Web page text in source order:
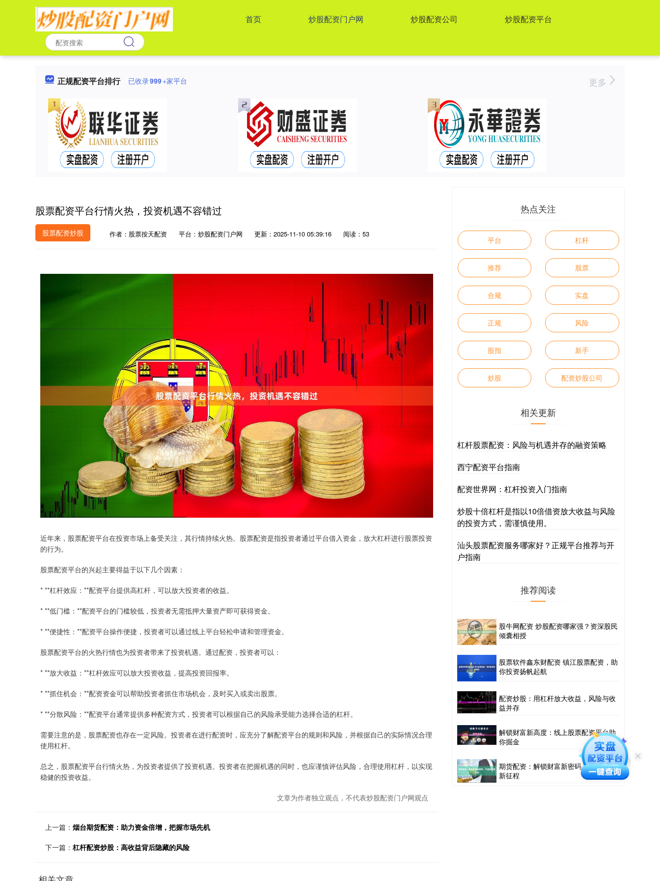
首页 炒股配资门户网 炒股配资公司 炒股配资平台
正规配资平台排行 已收录999+家平台 更多
股票配资平台行情火热，投资机遇不容错过
股票配资炒股 作者：股票按天配资 平台：炒股配资门户网 更新：2025-11-10 05:39:16 阅读：53
近年来，股票配资平台在投资市场上备受关注，其行情持续火热。股票配资是指投资者通过平台借入资金，放大杠杆进行股票投资
的行为。
股票配资平台的兴起主要得益于以下几个因素：
* **杠杆效应：**配资平台提供高杠杆，可以放大投资者的收益。
* **低门槛：**配资平台的门槛较低，投资者无需抵押大量资产即可获得资金。
* **便捷性：**配资平台操作便捷，投资者可以通过线上平台轻松申请和管理资金。
股票配资平台的火热行情也为投资者带来了投资机遇。通过配资，投资者可以：
* **放大收益：**杠杆效应可以放大投资收益，提高投资回报率。
* **抓住机会：**配资资金可以帮助投资者抓住市场机会，及时买入或卖出股票。
* **分散风险：**配资平台通常提供多种配资方式，投资者可以根据自己的风险承受能力选择合适的杠杆。
需要注意的是，股票配资也存在一定风险。投资者在进行配资时，应充分了解配资平台的规则和风险，并根据自己的实际情况合理
使用杠杆。
总之，股票配资平台行情火热，为投资者提供了投资机遇。投资者在把握机遇的同时，也应谨慎评估风险，合理使用杠杆，以实现
稳健的投资收益。
文章为作者独立观点，不代表炒股配资门户网观点
上一篇： 烟台期货配资：助力资金倍增，把握市场先机
下一篇： 杠杆配资炒股：高收益背后隐藏的风险
热点关注
平台 杠杆
推荐 股票
合规 实盘
正规 风险
股指 新手
炒股 配资炒股公司
相关更新
杠杆股票配资：风险与机遇并存的融资策略
西宁配资平台指南
配资世界网：杠杆投资入门指南
炒股十倍杠杆是指以10倍借资放大收益与风险
的投资方式，需谨慎使用。
汕头股票配资服务哪家好？正规平台推荐与开
户指南
推荐阅读
股牛网配资 炒股配资哪家强？资深股民
倾囊相授
股票软件鑫东财配资 镇江股票配资，助
你投资扬帆起航
配资炒股：用杠杆放大收益，风险与收
益并存
解锁财富新高度：线上股票配资平台助
你掘金
期货配资：解锁财富新密码，开启投资
新征程